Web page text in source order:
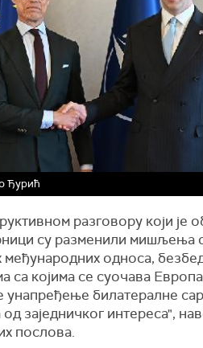
Ђурић
разговору који је
су разменили мишљења
односа,
са којима се суочава
унапређење билатералне
заједничког интереса",
послова.